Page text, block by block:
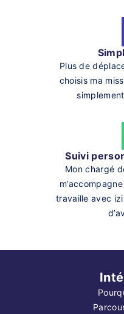
Plus de
choisis ma
Suivi
Mon chargé
travaille avec